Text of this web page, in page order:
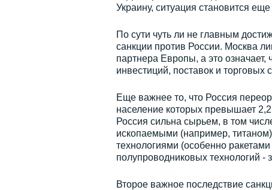
Украину, ситуация становится
По сути чуть ли не главным
санкции против России. Москва
партнера Европы, а это
инвестиций, поставок и торговых
Еще важнее то, что Россия
население которых превышает
Россия сильна сырьем, в том
ископаемыми (например,
технологиями (особенно ракетами
полупроводниковых технологий -
Второе важное последствие